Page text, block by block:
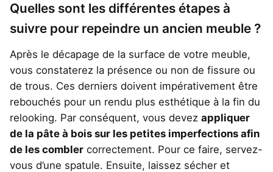
Quelles sont les différentes étapes à
suivre pour repeindre un ancien meuble ?
Après le décapage de la surface de votre meuble,
vous constaterez la présence ou non de fissure ou
de trous. Ces derniers doivent impérativement être
rebouchés pour un rendu plus esthétique à la fin du
relooking. Par conséquent, vous devez appliquer
de la pâte à bois sur les petites imperfections afin
de les combler correctement. Pour ce faire, servez-
vous d’une spatule. Ensuite, laissez sécher et